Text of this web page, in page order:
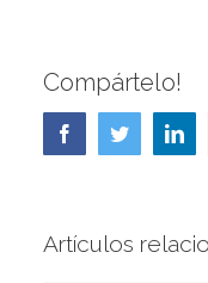
Compártelo!
FacebookTwitter
Artículos